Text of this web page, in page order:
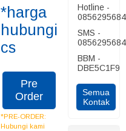
*harga
hubungi
cs
Pre
Order
*PRE-ORDER:
Hubungi kami
Hotline -
SMS -
BBM -
DBE5C1F9
Semua
Kontak